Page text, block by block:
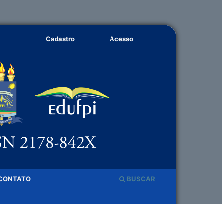
BUSCAR
Cadastro Acesso